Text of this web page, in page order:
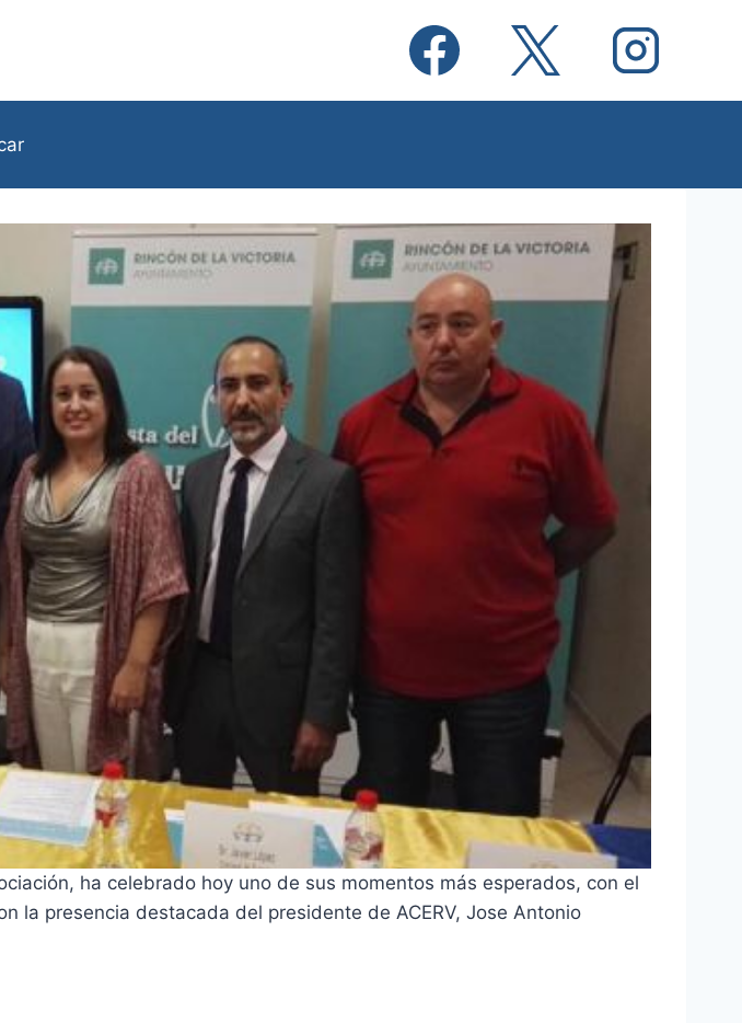
ha celebrado hoy uno de sus momentos más esperados, con el
la presencia destacada del presidente de ACERV, Jose Antonio